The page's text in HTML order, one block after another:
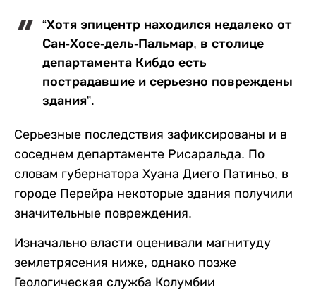
“Хотя эпицентр находился недалеко от
Сан-Хосе-дель-Пальмар, в столице
департамента Кибдо есть
пострадавшие и серьезно повреждены
здания”.
Серьезные последствия зафиксированы и в
соседнем департаменте Рисаральда. По
словам губернатора Хуана Диего Патиньо, в
городе Перейра некоторые здания получили
значительные повреждения.
Изначально власти оценивали магнитуду
землетрясения ниже, однако позже
Геологическая служба Колумбии